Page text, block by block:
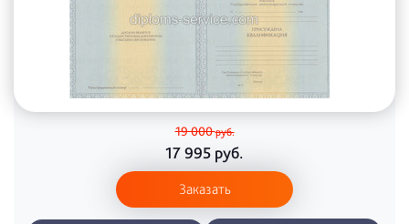
19 000руб.
17 995 руб.
Заказать